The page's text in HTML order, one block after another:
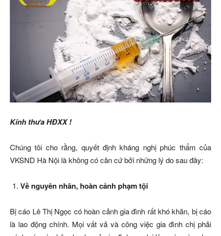
Kính thưa HĐXX !
Chúng tôi cho rằng, quyết định kháng nghị phúc thẩm của
VKSND Hà Nội là không có căn cứ bởi những lý do sau đây:
Về nguyên nhân, hoàn cảnh phạm tội
Bị cáo Lê Thị Ngọc có hoàn cảnh gia đình rất khó khăn, bị cáo
là lao động chính. Mọi vất vả và công việc gia đình chị phải